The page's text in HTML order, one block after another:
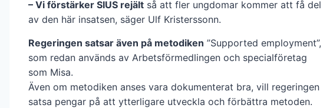
– Vi förstärker SIUS rejält så att fler ungdomar kommer att få del
av den här insatsen, säger Ulf Kristerssonn.
Regeringen satsar även på metodiken ”Supported employment”,
som redan används av Arbetsförmedlingen och specialföretag
som Misa.
Även om metodiken anses vara dokumenterat bra, vill regeringen
satsa pengar på att ytterligare utveckla och förbättra metoden.